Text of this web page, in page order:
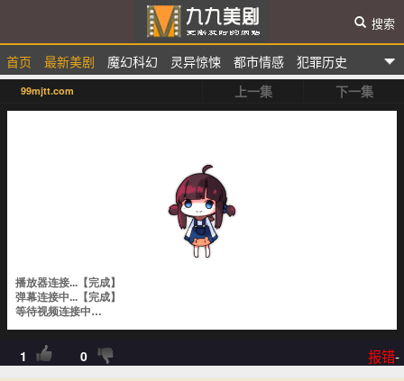
首页 最新美剧 魔幻科幻 灵异惊悚 都市情感
犯罪历史
选秀综艺
动漫卡通
搜索
99mjtt.com 上一集 下一集
1 0 报错-